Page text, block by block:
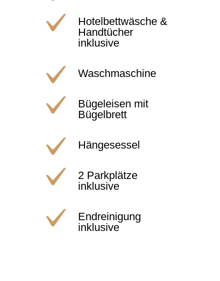
Hotelbettwäsche &
Handtücher
inklusive
Waschmaschine
Bügeleisen mit
Bügelbrett
Hängesessel
2 Parkplätze
inklusive
Endreinigung
inklusive